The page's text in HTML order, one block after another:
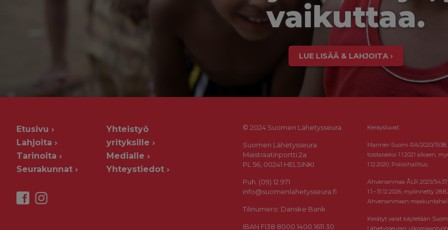
vaikuttaa.
LUE LISÄÄ & LAHJOITA ›
Etusivu
Lahjoita
Tarinoita
Seurakunnat
Yhteistyö
yrityksille
Medialle
Yhteystiedot
© 2024 Suomen Lähetysseura
Suomen Lähetysseura
Maistraatinportti 2a
PL 56, 00241 HELSINKI
Puh. (09) 12 971
info@suomenlahetysseura.fi
Tilinumero: Danske Bank
IBAN FI38 8000 1400 1611 30
Keräysluvat:
Manner-Suomi RA/2020/
toistaiseksi 1.1.2021 alkaen,
1.12.2020, Poliisihallitus.
Ahvenanmaa ÅLR 2025/
1.1.–31.12.2026, myönnetty
Ahvenanmaan
Kerätyt varat käytetään
Lähetysseuran